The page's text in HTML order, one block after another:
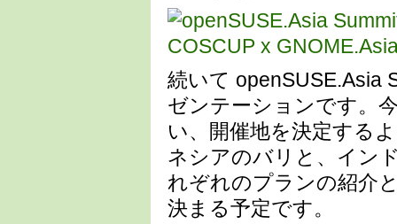
続いて openSUSE.Asia
ゼンテーションです。
い、開催地を決定する
ネシアのバリと、イン
れぞれのプランの紹介
決まる予定です。